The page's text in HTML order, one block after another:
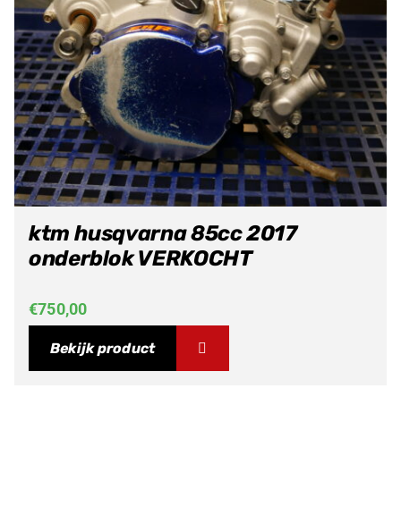
ktm husqvarna 85cc 2017
onderblok VERKOCHT
€750,00
Bekijk product